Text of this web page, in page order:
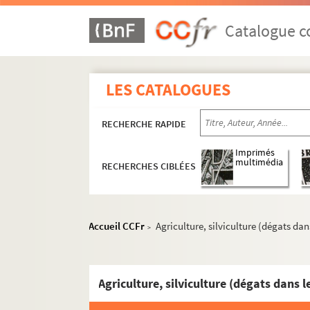
Catalogue
LES CATALOGUES
RECHERCHE RAPIDE
RECHERCHES CIBLÉES
Imprimés
multimédia
Accueil CCFr > Agriculture, silviculture (dégats
Agriculture, silviculture (dégats dans
MS 1151-1155. Le Saint-Empire Romain
MS 1156-1183. La politique française en
MS 1184-1186. Histoire d'Alsace
MS 1187-1191. Alsatiques divers
MS 1205-1240. Histoire de la Révolution en
MS 1241-1250. Procès-verbaux de